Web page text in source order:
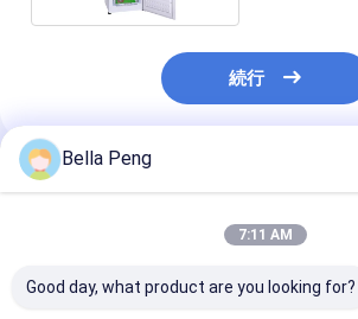
続行
推薦されたプロダクト
Bella Peng
7:11 AM
Good day, what product are you looking for?